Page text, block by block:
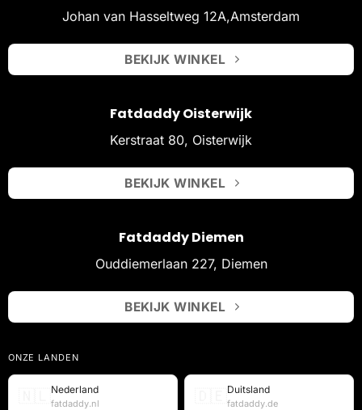
Johan van Hasseltweg 12A,Amsterdam
BEKIJK WINKEL
Fatdaddy Oisterwijk
Kerstraat 80, Oisterwijk
BEKIJK WINKEL
Fatdaddy Diemen
Ouddiemerlaan 227, Diemen
BEKIJK WINKEL
ONZE LANDEN
Nederland
fatdaddy.nl
Duitsland
fatdaddy.de